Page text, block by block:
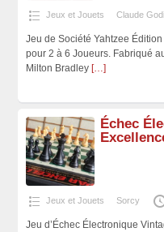
Jeux et Jouets Claude
Jeu de Société Yahtzee
pour 2 à 6 Joueurs. Fabriqué
Milton Bradley […]
Échec
Jeux et Jouets Sorcy
Jeu d’Échec Électronique